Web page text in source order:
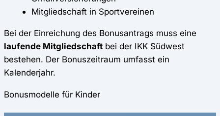
Mitgliedschaft in Sportvereinen
Bei der Einreichung des Bonusantrags muss eine
laufende Mitgliedschaft bei der IKK Südwest
bestehen. Der Bonuszeitraum umfasst ein
Kalenderjahr.
Bonusmodelle für Kinder